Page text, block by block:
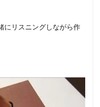
にリスニングしながら作